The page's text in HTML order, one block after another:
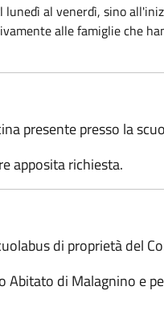
al venerdì, sino
alle famiglie che
presente presso la
apposita richiesta.
di proprietà del
di Malagnino e